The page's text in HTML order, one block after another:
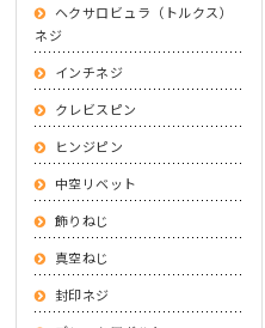
ヘクサロビュラ（トルクス）
ネジ
インチネジ
クレビスピン
ヒンジピン
中空リベット
飾りねじ
真空ねじ
封印ネジ